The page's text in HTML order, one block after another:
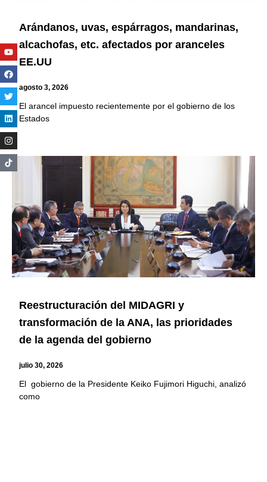
Arándanos, uvas, espárragos, mandarinas,
alcachofas, etc. afectados por aranceles
EE.UU
agosto 3, 2026
El arancel impuesto recientemente por el gobierno de los
Estados
Reestructuración del MIDAGRI y
transformación de la ANA, las prioridades
de la agenda del gobierno
julio 30, 2026
El gobierno de la Presidente Keiko Fujimori Higuchi, analizó
como
Youtube
Facebook
Twitter
Linkedin
Instagram